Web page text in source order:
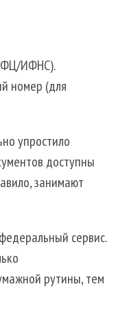
ИФНС).
номер (для
упростило
доступны
занимают
сервис.
рутины, тем